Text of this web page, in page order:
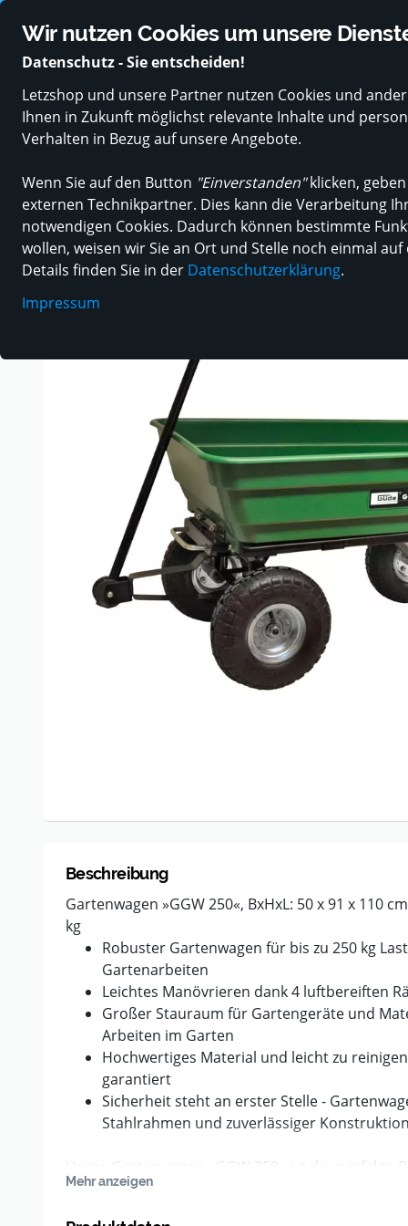
Wir nutzen Cookies um unsere
Datenschutz - Sie entscheiden!
Letzshop und unsere Partner nutzen Cookies und
Ihnen in Zukunft möglichst relevante Inhalte und
Verhalten in Bezug auf unsere Angebote.
Wenn Sie auf den Button "Einverstanden"klicken,
externen Technikpartner. Dies kann die Verarbeitung
notwendigen Cookies. Dadurch können bestimmte
wollen, weisen wir Sie an Ort und Stelle noch einmal
Details finden Sie in der Datenschutzerklärung.
Impressum
PRODUKTKATEGORIEN ANGEBOTE GUTSCHEINE
Einkaufen in Luxemburg Heim & Garten Rasen & Garten
Beschreibung
Gartenwagen »GGW 250«, BxHxL: 50 x 91 x 110
kg
Robuster Gartenwagen für bis zu 250 kg
Gartenarbeiten
Leichtes Manövrieren dank 4 luftbereiften
Großer Stauraum für Gartengeräte und
Arbeiten im Garten
Hochwertiges Material und leicht zu
garantiert
Sicherheit steht an erster Stelle -
Stahlrahmen und zuverlässiger Konstruktion
Unser Gartenwagen »GGW 250« ist der perfekte
Gartenarbeiten. Mit einer Tragfähigkeit von 250
Mehr anzeigen